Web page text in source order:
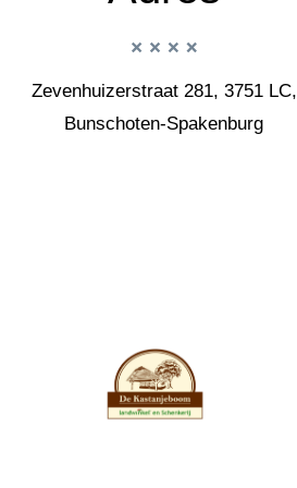
Zevenhuizerstraat 281, 3751 LC,
Bunschoten-Spakenburg